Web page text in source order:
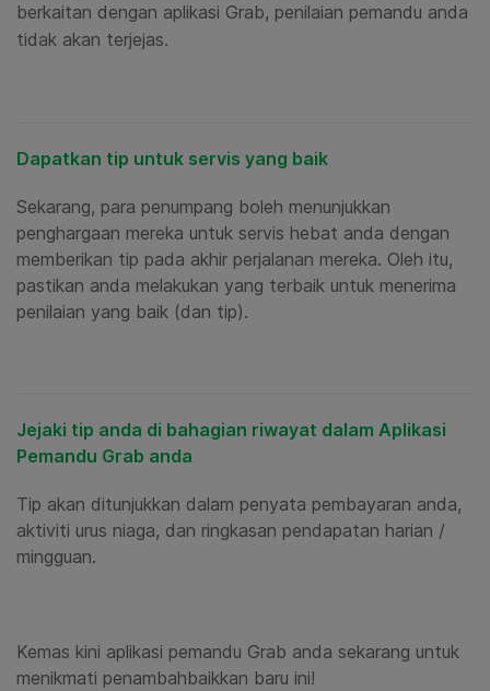
berkaitan dengan aplikasi Grab, penilaian pemandu anda
tidak akan terjejas.
Dapatkan tip untuk servis yang baik
Sekarang, para penumpang boleh menunjukkan
penghargaan mereka untuk servis hebat anda dengan
memberikan tip pada akhir perjalanan mereka. Oleh itu,
pastikan anda melakukan yang terbaik untuk menerima
penilaian yang baik (dan tip).
Jejaki tip anda di bahagian riwayat dalam Aplikasi
Pemandu Grab anda
Tip akan ditunjukkan dalam penyata pembayaran anda,
aktiviti urus niaga, dan ringkasan pendapatan harian /
mingguan.
Kemas kini aplikasi pemandu Grab anda sekarang untuk
menikmati penambahbaikkan baru ini!